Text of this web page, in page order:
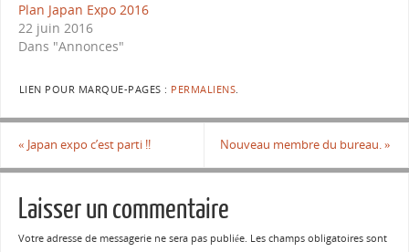
Plan Japan Expo 2016
22 juin 2016
Dans "Annonces"
LIEN POUR MARQUE-PAGES : PERMALIENS
« Japan expo c’est parti !! Nouveau membre du bureau.»
Laisser un commentaire
Votre adresse de messagerie ne sera pas publiée. Les champs obligatoires sont